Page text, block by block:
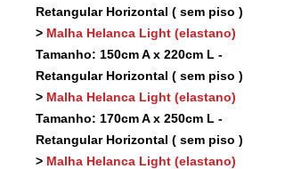
Retangular Horizontal ( sem piso )
> Malha Helanca Light (elastano)
Tamanho: 150cm A x 220cm L -
Retangular Horizontal ( sem piso )
> Malha Helanca Light (elastano)
Tamanho: 170cm A x 250cm L -
Retangular Horizontal ( sem piso )
> Malha Helanca Light (elastano)